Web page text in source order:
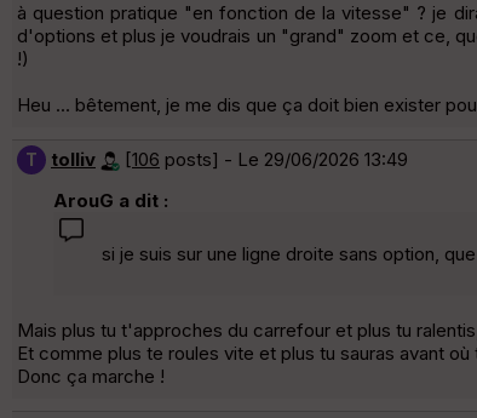
à question pratique "en fonction de la vitesse" ? je
d'options et plus je voudrais un "grand" zoom et ce,
!)
Heu ... bêtement, je me dis que ça doit bien exister
T tolliv [106 posts] - Le 29/06/2026 13:49
ArouG a dit :
si je suis sur une ligne droite sans option,
Mais plus tu t'approches du carrefour et plus tu
Et comme plus te roules vite et plus tu sauras avant où
Donc ça marche !